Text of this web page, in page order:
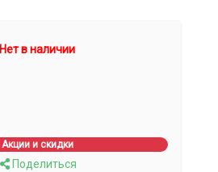
Нет в наличии
Акции и скидки
Поделиться